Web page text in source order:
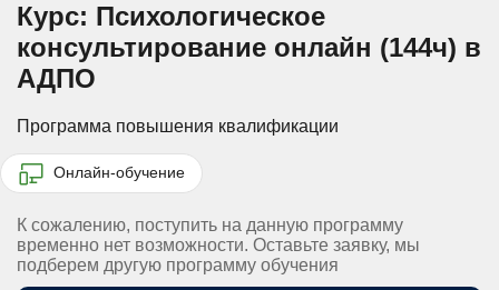
Курс: Психологическое
консультирование онлайн (144ч) в
АДПО
Программа повышения квалификации
Онлайн-обучение
К сожалению, поступить на данную программу
временно нет возможности. Оставьте заявку, мы
подберем другую программу обучения